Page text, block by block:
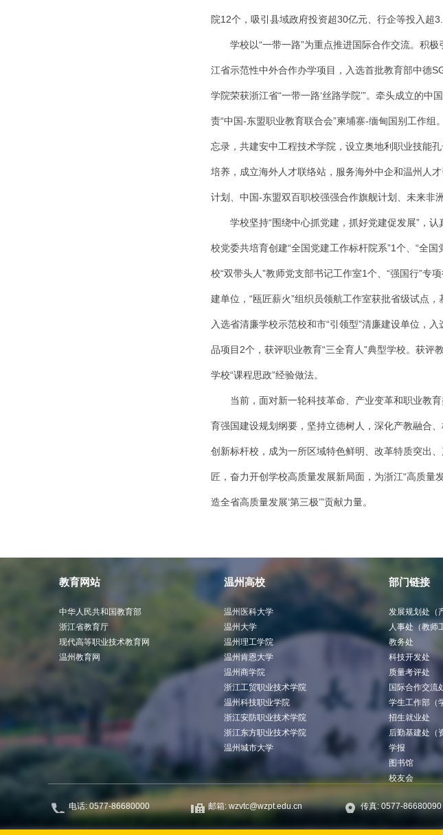
院12个，吸引县域政府投资超30亿元、行企等投入超
学校以“一带一路”为重点推进国际合作交流。积
江省示范性中外合作办学项目，入选首批教育部中德
学院荣获浙江省“一带一路‘丝路学院’”。牵头成立的
责“中国-东盟职业教育联合会”柬埔寨-缅甸国别工作
忘录，共建安中工程技术学院，设立奥地利职业技能
培养，成立海外人才联络站，服务海外中企和温州人
计划、中国-东盟双百职校强强合作旗舰计划、未来非
学校坚持“围绕中心抓党建，抓好党建促发展”，
校党委共培育创建“全国党建工作标杆院系”1个、“全
校“双带头人”教师党支部书记工作室1个、“强国行”
建单位，“瓯匠薪火”组织员领航工作室获批省级试点
入选省清廉学校示范校和市“引领型”清廉建设单位，
品项目2个，获评职业教育“三全育人”典型学校。获
学校“课程思政”经验做法。
当前，面对新一轮科技革命、产业变革和职业教
育强国建设规划纲要，坚持立德树人，深化产教融合
创新标杆校，成为一所区域特色鲜明、改革特质突出
匠，奋力开创学校高质量发展新局面，为浙江“高质量
造全省高质量发展‘第三极’”贡献力量。
教育网站
中华人民共和国教育部
浙江省教育厅
现代高等职业技术教育网
温州教育网
温州高校
温州医科大学
温州大学
温州理工学院
温州肯恩大学
温州商学院
浙江工贸职业技术学院
温州科技职业学院
浙江安防职业技术学院
浙江东方职业技术学院
温州城市大学
部门链接
发展规划处（
人事处（教师
教务处
科技开发处
质量考评处
国际合作交流
学生工作部（
招生就业处
后勤基建处（
学报
图书馆
校友会
电话: 0577-86680000 邮箱: wzvtc@wzpt.edu.cn 传真: 0577-86680090